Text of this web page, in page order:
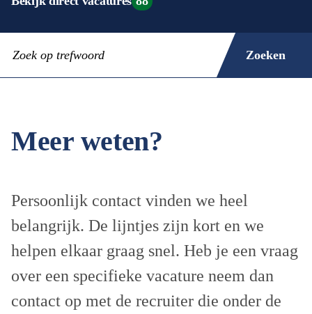
Zoeken
Meer weten?
Persoonlijk contact vinden we heel
belangrijk. De lijntjes zijn kort en we
helpen elkaar graag snel. Heb je een vraag
over een specifieke vacature neem dan
contact op met de recruiter die onder de